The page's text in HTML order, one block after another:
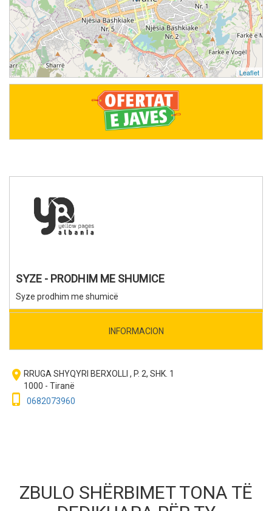
SYZE - PRODHIM ME SHUMICE
Syze prodhim me shumicë
INFORMACION
room RRUGA SHYQYRI BERXOLLI , P. 2, SHK. 1
1000 - Tiranë
phone_iphone 0682073960
Leaflet
ZBULO SHËRBIMET TONA TË